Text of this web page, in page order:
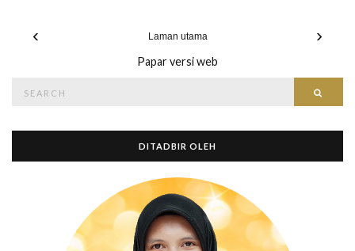
‹ ›
Laman utama
Papar versi web
for:
DITADBIR OLEH